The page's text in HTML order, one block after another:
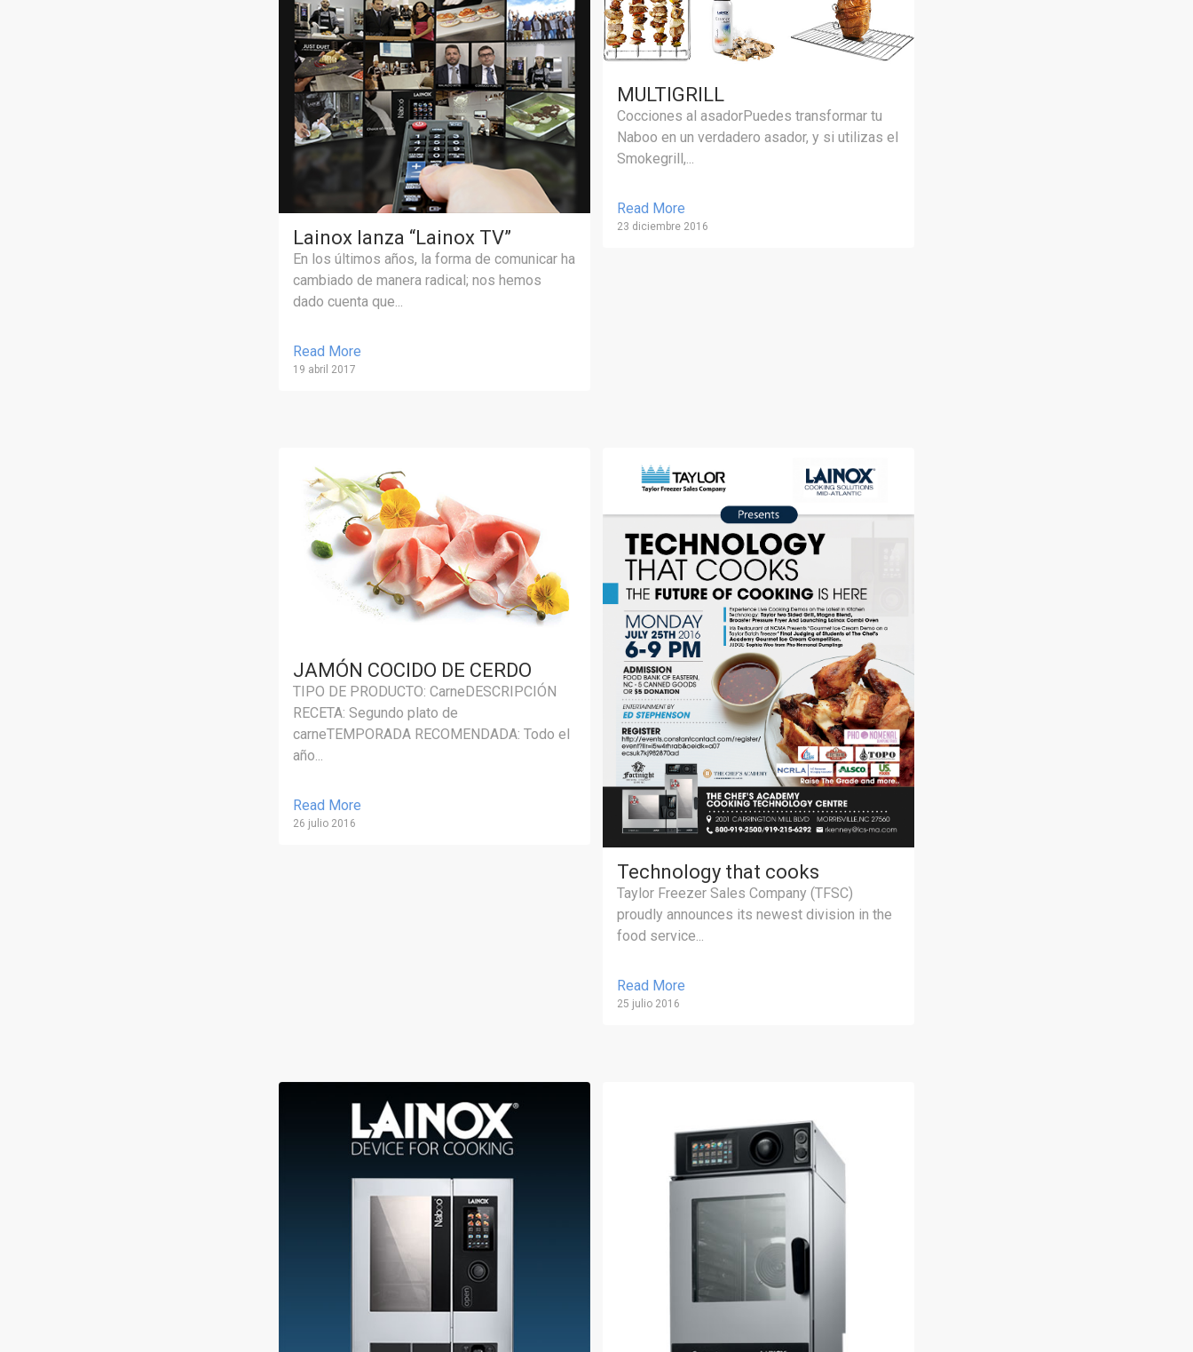
Lainox lanza “Lainox TV”
En los últimos años, la forma de comunicar ha
cambiado de manera radical; nos hemos
dado cuenta que...
Read More
19 abril 2017
MULTIGRILL
Cocciones al asadorPuedes transformar tu
Naboo en un verdadero asador, y si utilizas el
Smokegrill,...
Read More
23 diciembre 2016
JAMÓN COCIDO DE CERDO
TIPO DE PRODUCTO: CarneDESCRIPCIÓN
RECETA: Segundo plato de
carneTEMPORADA RECOMENDADA: Todo el
año...
Read More
26 julio 2016
Technology that cooks
Taylor Freezer Sales Company (TFSC)
proudly announces its newest division in the
food service...
Read More
25 julio 2016